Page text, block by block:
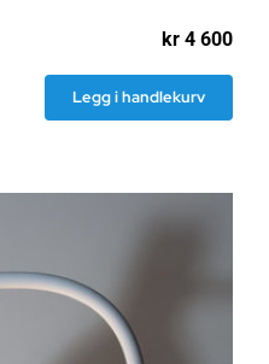
kr 4 600
Legg i handlekurv